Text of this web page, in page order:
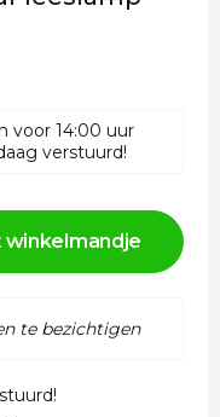
voor 14:00 uur
verstuurd!
winkelmandje
te bezichtigen